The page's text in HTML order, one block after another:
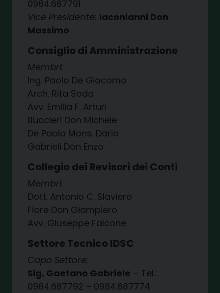
0984.687791
Vice Presidente: Iaconianni Don
Massimo
Consiglio di Amministrazione
Membri:
Ing. Paolo De Giacomo
Arch. Rita Soda
Avv. Emilia F. Arturi
Buccieri Don Michele
De Paola Mons. Dario
Gabrieli Don Enzo
Collegio dei Revisori dei Conti
Membri:
Dott. Antonio C. Slaviero
Fiore Don Giampiero
Avv. Giuseppe Falcone
Settore Tecnico IDSC
Capo Settore:
Sig. Gaetano Gabriele – Tel.:
0984.687792 – 0984.687774